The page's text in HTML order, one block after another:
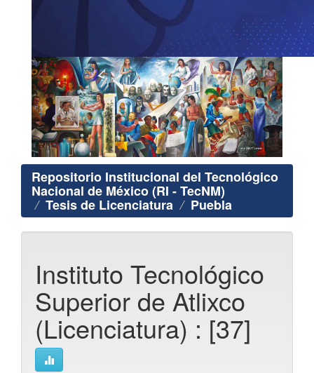
Repositorio Institucional del Tecnológico
Nacional de México (RI - TecNM)
Tesis de Licenciatura Puebla
Instituto Tecnológico
Superior de Atlixco
(Licenciatura) : [37]